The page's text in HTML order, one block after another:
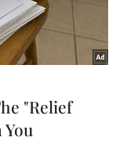
"Relief